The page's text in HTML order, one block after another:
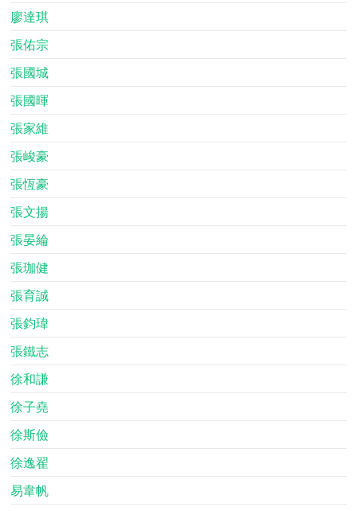
廖達琪
張佑宗
張國城
張國暉
張家維
張峻豪
張恆豪
張文揚
張晏綸
張珈健
張育誠
張鈞瑋
張鐵志
徐和謙
徐子堯
徐斯儉
徐逸翟
易韋帆